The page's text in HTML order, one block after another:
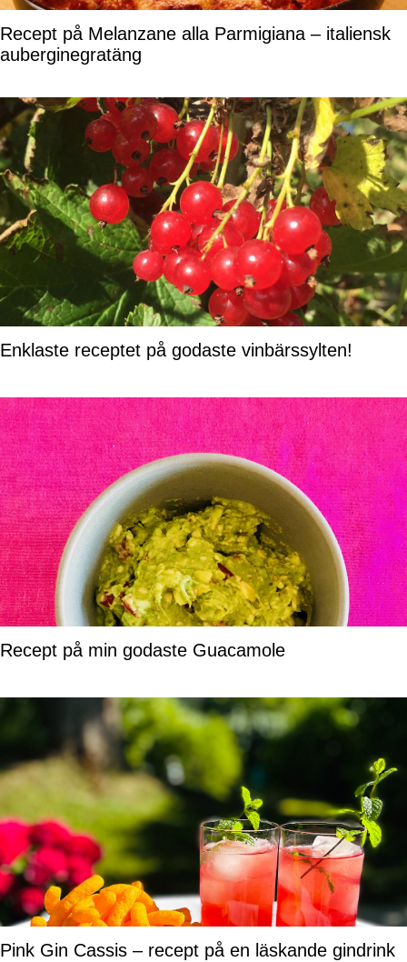
Recept på Melanzane alla Parmigiana – italiensk
auberginegratäng
Enklaste receptet på godaste vinbärssylten!
Recept på min godaste Guacamole
Pink Gin Cassis – recept på en läskande gindrink